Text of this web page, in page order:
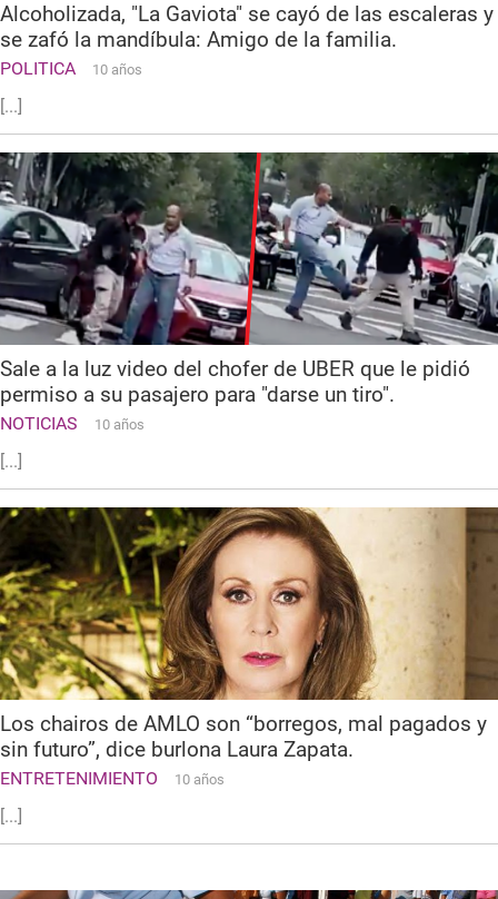
Alcoholizada, "La Gaviota" se cayó de las escaleras y
se zafó la mandíbula: Amigo de la familia.
POLITICA 10 años
[...]
Sale a la luz video del chofer de UBER que le pidió
permiso a su pasajero para "darse un tiro".
NOTICIAS 10 años
[...]
Los chairos de AMLO son “borregos, mal pagados y
sin futuro”, dice burlona Laura Zapata.
ENTRETENIMIENTO 10 años
[...]